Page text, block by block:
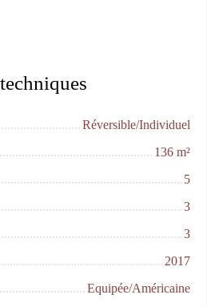
Réversible/Individuel
136 m²
5
3
3
2017
Equipée/Américaine